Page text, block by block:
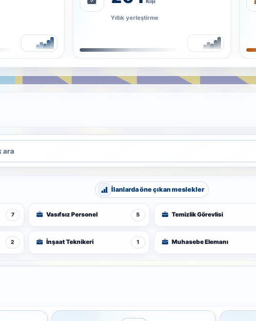
Kişi
Yıllık yerleştirme
İlanlarda öne çıkan meslekler
7 Vasıfsız Personel 5 Temizlik Görevlisi
2 İnşaat Teknikeri 1 Muhasebe Elemanı